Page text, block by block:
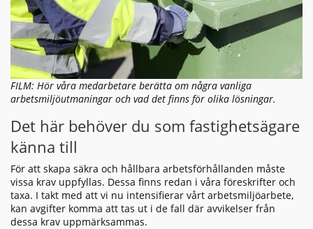
FILM: Hör våra medarbetare berätta om några vanliga
arbetsmiljöutmaningar och vad det finns för olika lösningar.
Det här behöver du som fastighetsägare
känna till
För att skapa säkra och hållbara arbetsförhållanden måste
vissa krav uppfyllas. Dessa finns redan i våra föreskrifter och
taxa. I takt med att vi nu intensifierar vårt arbetsmiljöarbete,
kan avgifter komma att tas ut i de fall där avvikelser från
dessa krav uppmärksammas.